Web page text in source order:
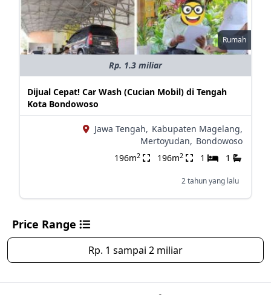
Rumah
Rp. 1.3 miliar
Dijual Cepat! Car Wash (Cucian Mobil) di Tengah
Kota Bondowoso
Jawa Tengah, Kabupaten Magelang,
Mertoyudan, Bondowoso
196m2 196m2 1 1
2 tahun yang lalu
Price Range
Rp. 1 sampai 2 miliar